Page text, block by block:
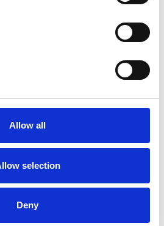
Allow all
selection
Deny